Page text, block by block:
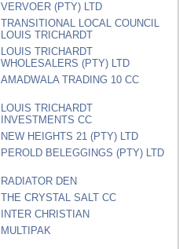
VERVOER (PTY) LTD
TRANSITIONAL LOCAL COUNCIL
LOUIS TRICHARDT
LOUIS TRICHARDT
WHOLESALERS (PTY) LTD
AMADWALA TRADING 10 CC
LOUIS TRICHARDT
INVESTMENTS CC
NEW HEIGHTS 21 (PTY) LTD
PEROLD BELEGGINGS (PTY) LTD
RADIATOR DEN
THE CRYSTAL SALT CC
INTER CHRISTIAN
MULTIPAK